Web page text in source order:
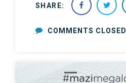
SHARE:
COMMENTS CLOSED